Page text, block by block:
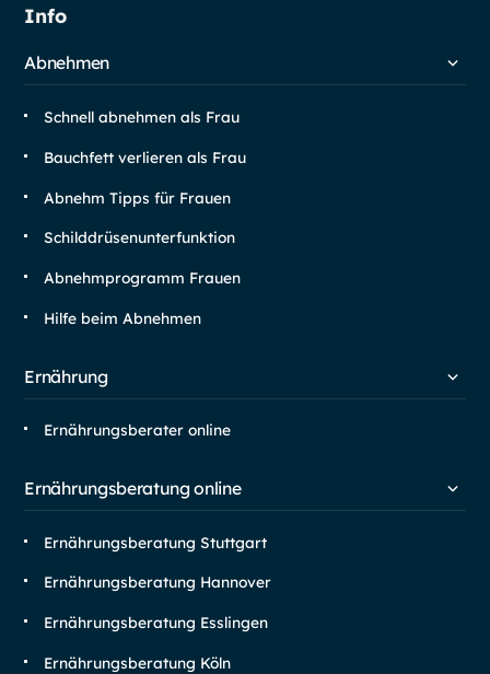
Info
Abnehmen
Schnell abnehmen als Frau
Bauchfett verlieren als Frau
Abnehm Tipps für Frauen
Schilddrüsen­unterfunktion
Abnehm­programm Frauen
Hilfe beim Abnehmen
Ernährung
Ernährungsberater online
Ernährungsberatung online
Ernährungsberatung Stuttgart
Ernährungsberatung Hannover
Ernährungsberatung Esslingen
Ernährungsberatung Köln